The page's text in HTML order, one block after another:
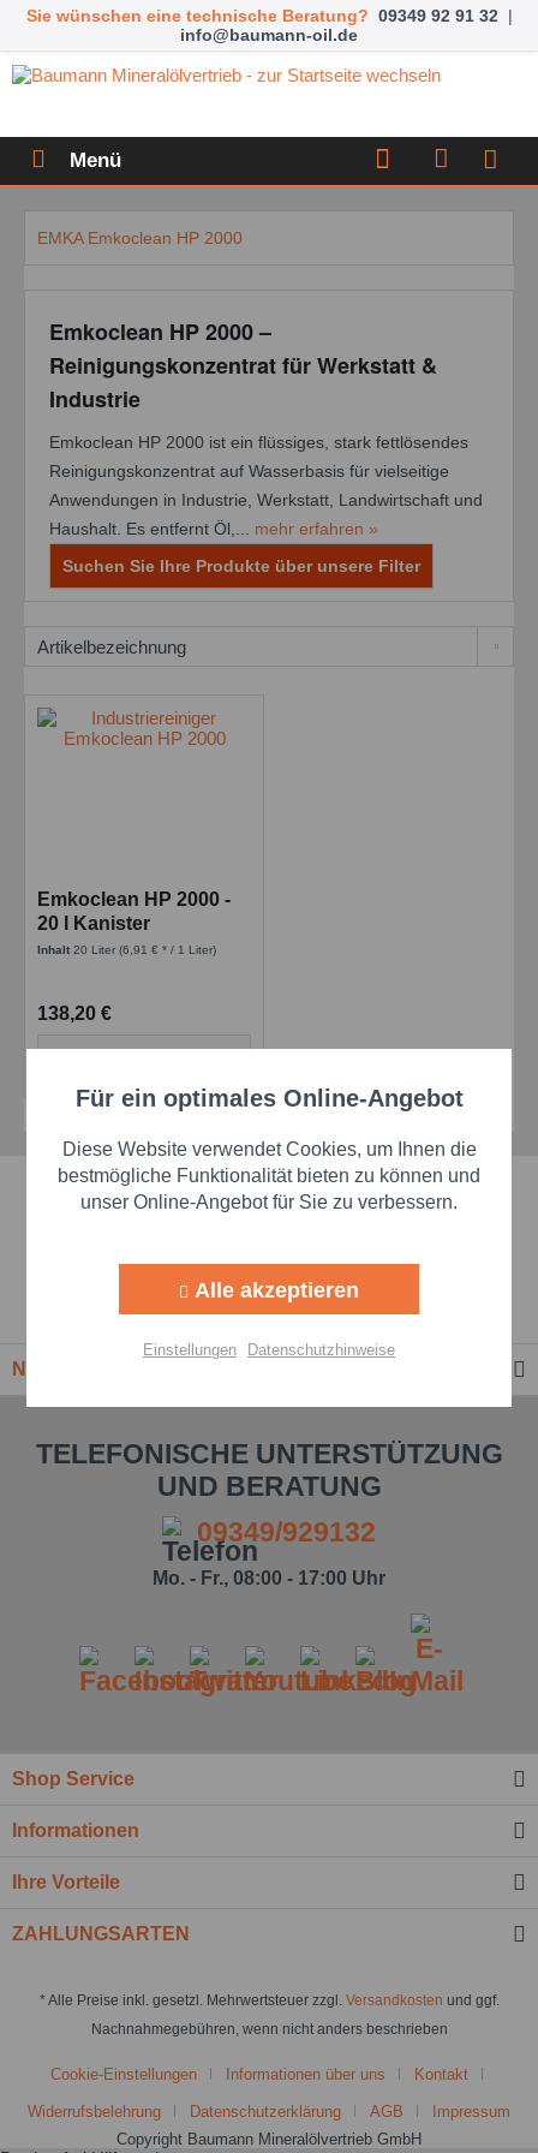
Sie wünschen eine technische Beratung? 09349 92 91 32 |
info@baumann-oil.de
Menü
EMKA Emkoclean HP 2000
Emkoclean HP 2000 –
Reinigungskonzentrat für Werkstatt &
Industrie
Emkoclean HP 2000 ist ein flüssiges, stark fettlösendes
Reinigungskonzentrat auf Wasserbasis für vielseitige
Anwendungen in Industrie, Werkstatt, Landwirtschaft und
Haushalt. Es entfernt Öl,... mehr erfahren »
Suchen Sie Ihre Produkte über unsere Filter
Emkoclean HP 2000 -
20 l Kanister
Inhalt20 Liter(6,91 € * / 1 Liter)
138,20 €
Schnelle Lieferzeiten
Premium-Händler
Newsletter
TELEFONISCHE UNTERSTÜTZUNG
UND BERATUNG
09349/929132
Mo. - Fr., 08:00 - 17:00 Uhr
Shop Service
Informationen
Ihre Vorteile
ZAHLUNGSARTEN
* Alle Preise inkl. gesetzl. Mehrwertsteuer zzgl. Versandkosten und ggf.
Nachnahmegebühren, wenn nicht anders beschrieben
Cookie-Einstellungen Informationen über uns Kontakt
Widerrufsbelehrung Datenschutzerklärung AGB
Impressum
Copyright Baumann Mineralölvertrieb GmbH
Funktionale Aktiv
Marketing Aktiv
Personalisierung Aktiv
Einstellungen speichern
Für ein optimales Online-Angebot
Diese Website verwendet Cookies, um Ihnen die
bestmögliche Funktionalität bieten zu können und
unser Online-Angebot für Sie zu verbessern.
Alle akzeptieren
Einstellungen Datenschutzhinweise